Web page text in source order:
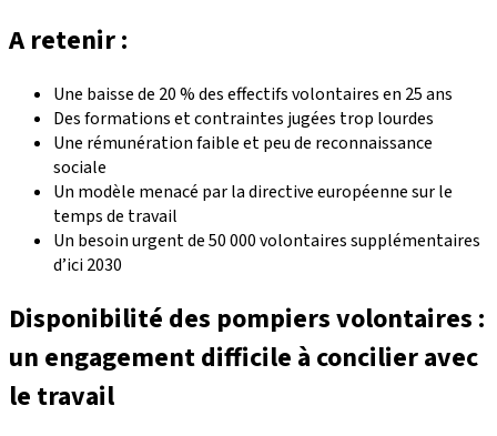
A retenir :
Une baisse de 20 % des effectifs volontaires en 25 ans
Des formations et contraintes jugées trop lourdes
Une rémunération faible et peu de reconnaissance
sociale
Un modèle menacé par la directive européenne sur le
temps de travail
Un besoin urgent de 50 000 volontaires supplémentaires
d’ici 2030
Disponibilité des pompiers volontaires :
un engagement difficile à concilier avec
le travail